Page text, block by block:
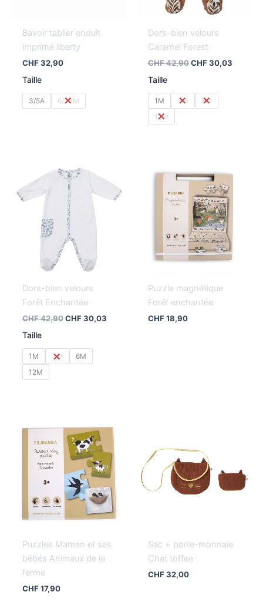
Bavoir tablier enduit
imprimé liberty
CHF32,90
Taille
3/5A 6/24M
Dors-bien velours
Caramel Forest
CHF42,90 CHF30,03
Taille
1M 3M
6M
12M
Dors-bien velours
Forêt Enchantée
CHF42,90
prix
initial
était :
CHF 42,90.
CHF30,03
actuel
est :
Taille
1M 3M
6M
12M
Puzzle magnétique
Forêt enchantée
CHF18,90
Puzzles Maman et ses
bébés Animaux de la
ferme
CHF17,90
Sac + porte-monnaie
Chat toffee
CHF32,00